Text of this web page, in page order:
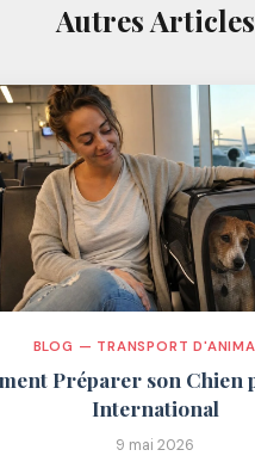
Autres Articles
BLOG — TRANSPORT
Préparer son Chien
International
9 mai 2026